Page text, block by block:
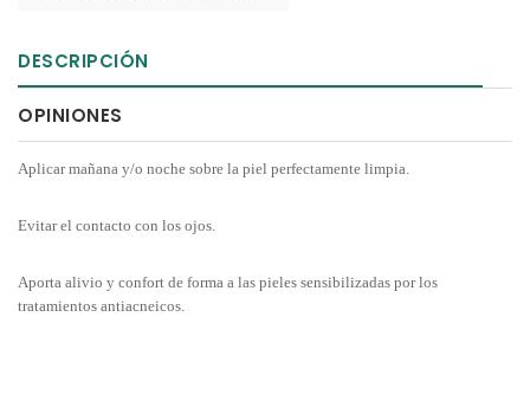
DESCRIPCIÓN
OPINIONES
Aplicar mañana y/o noche sobre la piel perfectamente limpia.
Evitar el contacto con los ojos.
Aporta alivio y confort de forma a las pieles sensibilizadas por los
tratamientos antiacneicos.